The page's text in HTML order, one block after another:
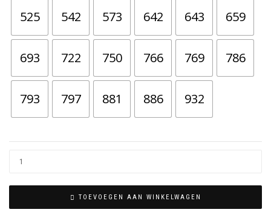
525 542 573 642 643 659
693 722 750 766 769 786
793 797 881 886 932
TOEVOEGEN AAN WINKELWAGEN